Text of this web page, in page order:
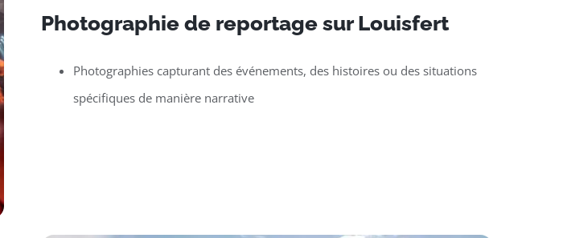
Photographie de reportage sur Louisfert
Photographies capturant des événements, des histoires ou des situations
spécifiques de manière narrative